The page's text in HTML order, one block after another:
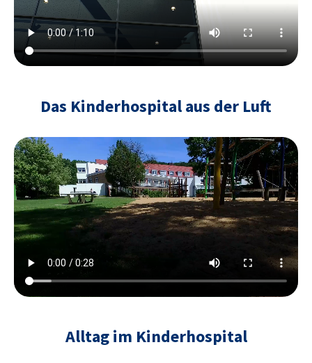
Das Kinderhospital aus der Luft
Alltag im Kinderhospital